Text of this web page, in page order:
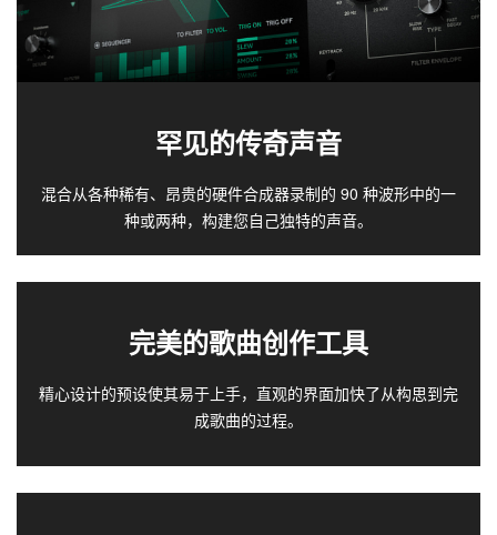
罕见的传奇声音
混合从各种稀有、昂贵的硬件合成器录制的 90 种波形中的一
种或两种，构建您自己独特的声音。
完美的歌曲创作工具
精心设计的预设使其易于上手，直观的界面加快了从构思到完
成歌曲的过程。